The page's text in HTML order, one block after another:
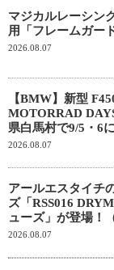
マジカルレーシン
用「フレームガー
2026.08.07
【BMW】新型
MOTORRAD
県白馬村で9/5・6
2026.08.07
アールエスタイチ
ズ「RSS016
ューズ」が登場！
2026.08.07